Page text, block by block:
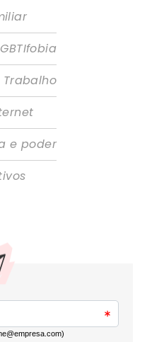
Trabalho
e poder